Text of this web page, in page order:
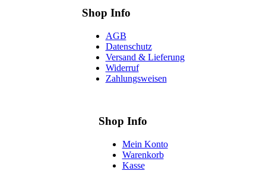
Shop Info
AGB
Datenschutz
Versand & Lieferung
Widerruf
Zahlungsweisen
Shop Info
Mein Konto
Warenkorb
Kasse